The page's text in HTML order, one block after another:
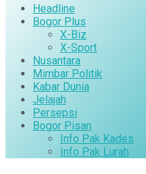
Headline
Bogor Plus
X-Biz
X-Sport
Nusantara
Mimbar Politik
Kabar Dunia
Jelajah
Persepsi
Bogor Pisan
Info Pak Kades
Info Pak Lurah